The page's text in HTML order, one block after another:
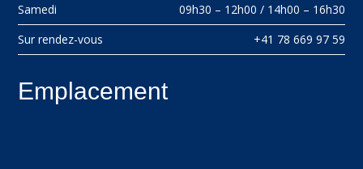
Samedi
09h30 – 12h00 / 14h00 – 16h30
Sur rendez-vous
+41 78 669 97 59
Emplacement